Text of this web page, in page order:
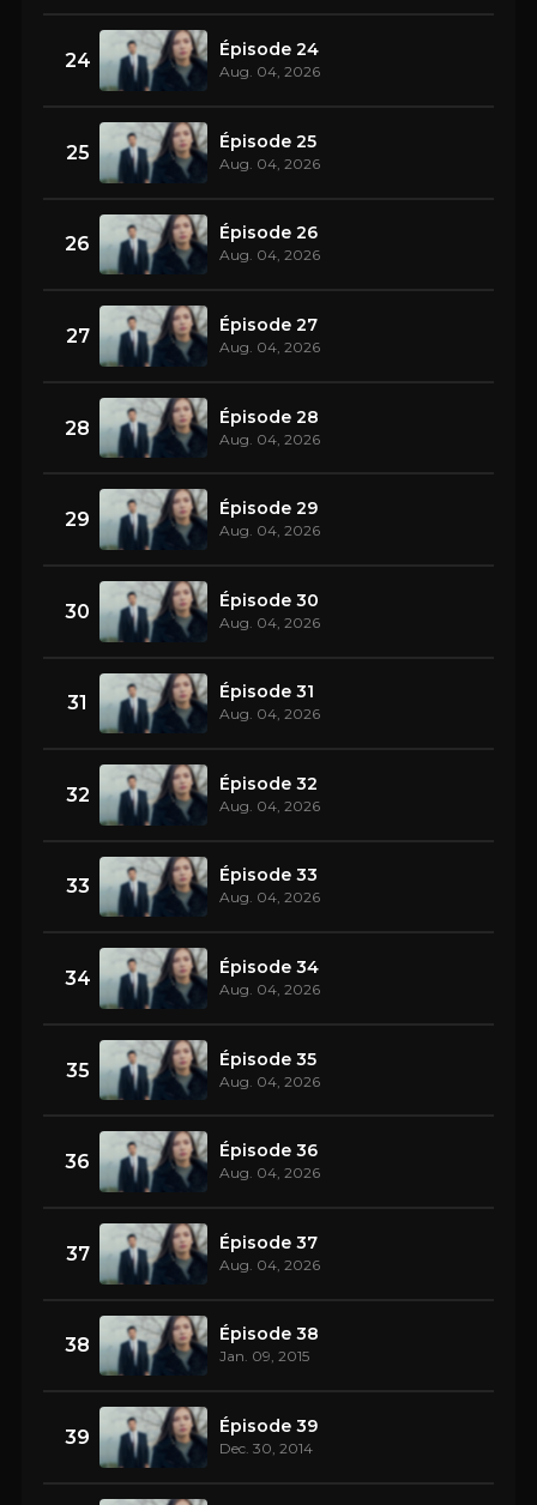
24 Épisode 24
Aug. 04, 2026
25 Épisode 25
Aug. 04, 2026
26 Épisode 26
Aug. 04, 2026
27 Épisode 27
Aug. 04, 2026
28 Épisode 28
Aug. 04, 2026
29 Épisode 29
Aug. 04, 2026
30 Épisode 30
Aug. 04, 2026
31 Épisode 31
Aug. 04, 2026
32 Épisode 32
Aug. 04, 2026
33 Épisode 33
Aug. 04, 2026
34 Épisode 34
Aug. 04, 2026
35 Épisode 35
Aug. 04, 2026
36 Épisode 36
Aug. 04, 2026
37 Épisode 37
Aug. 04, 2026
38 Épisode 38
Jan. 09, 2015
39 Épisode 39
Dec. 30, 2014